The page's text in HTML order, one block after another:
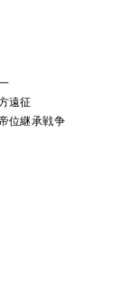
遠征
位継承戦争